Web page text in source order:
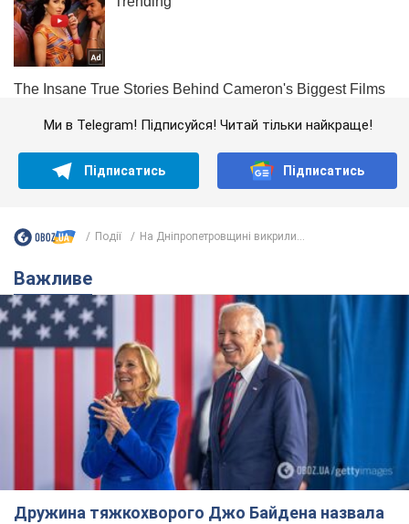
Ми в Telegram! Підписуйся! Читай тільки найкраще!
Підписатись Підписатись
Події На Дніпропетровщині викрили...
Важливе
Дружина тяжкохворого Джо Байдена назвала